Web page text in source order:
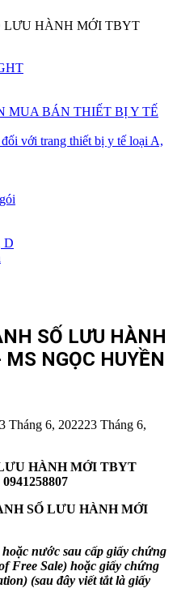
MUA BÁN THIẾT BỊ Y TẾ
với trang thiết bị y tế loại A,
D
SỐ LƯU HÀNH
NGỌC HUYỀN
Tháng 6, 202223 Tháng 6,
HÀNH MỚI TBYT
SỐ LƯU HÀNH MỚI
nước sau cấp giấy chứng
Free Sale) hoặc giấy chứng
(sau đây viết tắt là giấy